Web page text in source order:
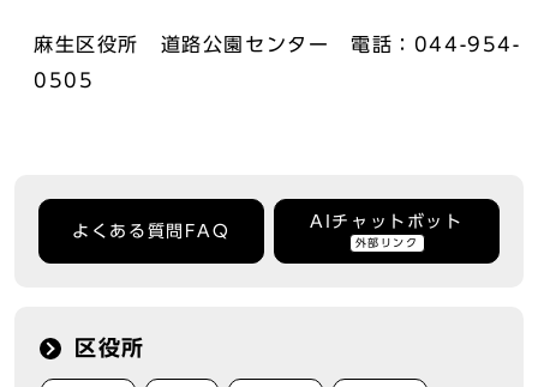
麻生区役所 道路公園センター 電話：044-954-
0505
よくある質問FAQ
AIチャットボット
外部リンク
区役所